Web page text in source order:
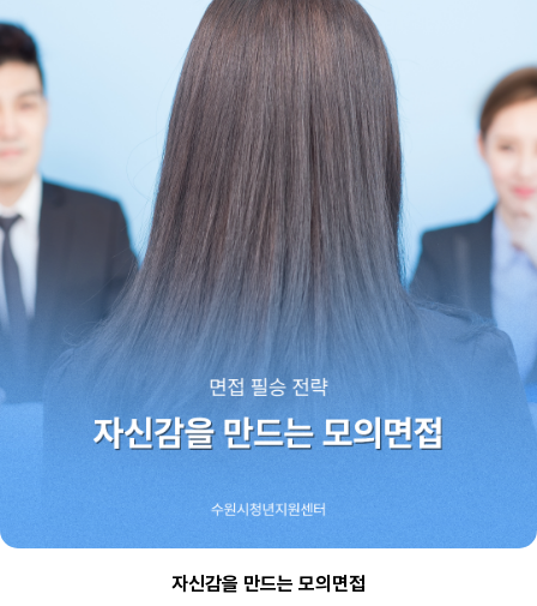
자신감을 만드는 모의면접